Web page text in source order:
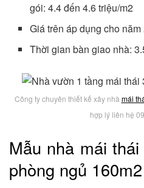
gói: 4.4 đến 4.6 triệu/m2
Giá trên áp dụng cho
Thời gian bàn giao nhà:
Công ty chuyên thiết kế xây nhà mái
hợp lý liên hệ
Mẫu nhà mái
phòng ngủ 160m2